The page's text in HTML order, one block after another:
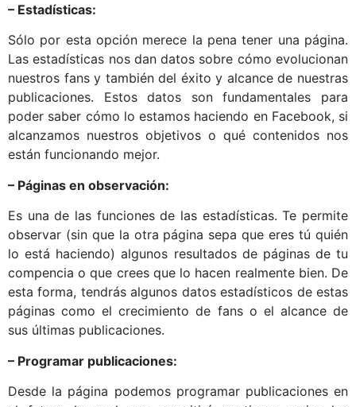
– Estadísticas:
Sólo por esta opción merece la pena tener una página.
Las estadísticas nos dan datos sobre cómo evolucionan
nuestros fans y también del éxito y alcance de nuestras
publicaciones. Estos datos son fundamentales para
poder saber cómo lo estamos haciendo en Facebook, si
alcanzamos nuestros objetivos o qué contenidos nos
están funcionando mejor.
– Páginas en observación:
Es una de las funciones de las estadísticas. Te permite
observar (sin que la otra página sepa que eres tú quién
lo está haciendo) algunos resultados de páginas de tu
compencia o que crees que lo hacen realmente bien. De
esta forma, tendrás algunos datos estadísticos de estas
páginas como el crecimiento de fans o el alcance de
sus últimas publicaciones.
– Programar publicaciones:
Desde la página podemos programar publicaciones en